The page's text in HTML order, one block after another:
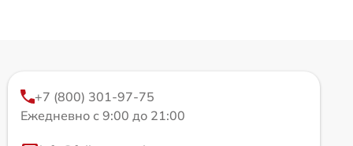
+7 (800) 301-97-75
Ежедневно с 9:00 до 21:00